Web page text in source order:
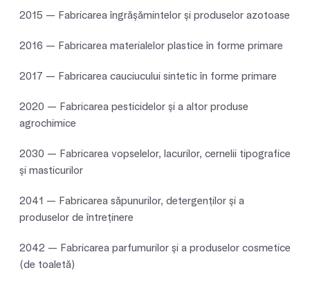
2015 — Fabricarea îngrăşămintelor şi produselor azotoase
2016 — Fabricarea materialelor plastice în forme primare
2017 — Fabricarea cauciucului sintetic în forme primare
2020 — Fabricarea pesticidelor şi a altor produse
agrochimice
2030 — Fabricarea vopselelor, lacurilor, cernelii tipografice
şi masticurilor
2041 — Fabricarea săpunurilor, detergenţilor şi a
produselor de întreţinere
2042 — Fabricarea parfumurilor şi a produselor cosmetice
(de toaletă)